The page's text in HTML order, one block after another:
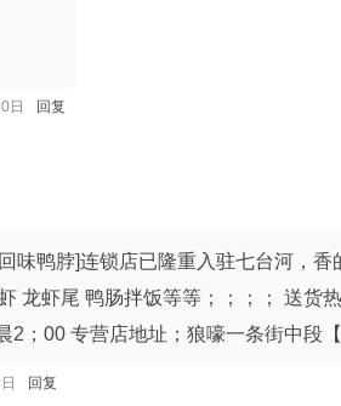
日 回复
味鸭脖]连锁店已隆重入驻七台河，
龙虾尾 鸭肠拌饭等等；；；； 送货
2；00 专营店地址；狼嚎一条街中段【
回复